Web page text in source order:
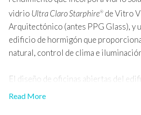
vidrio Ultra Claro Starphire®de Vitro
Arquitectónico (antes PPG Glass), y
edificio de hormigón que
natural, control de clima e
El diseño de oficinas abiertas del
con dispositivos de sombreado
Read More